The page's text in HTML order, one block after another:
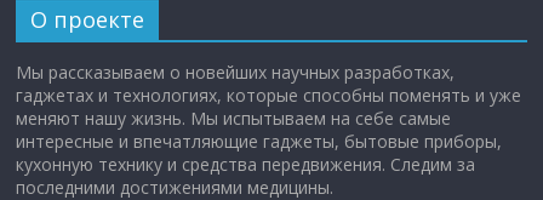
О проекте
Мы рассказываем о новейших научных разработках,
гаджетах и технологиях, которые способны поменять и уже
меняют нашу жизнь. Мы испытываем на себе самые
интересные и впечатляющие гаджеты, бытовые приборы,
кухонную технику и средства передвижения. Следим за
последними достижениями медицины.